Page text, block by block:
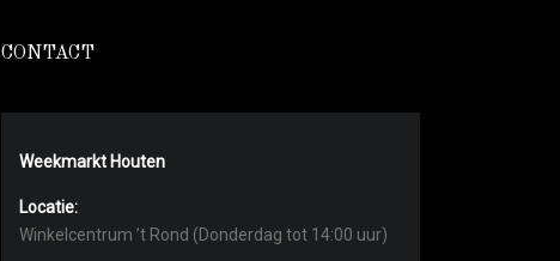
CONTACT
Weekmarkt Houten
Locatie:
Winkelcentrum ’t Rond (Donderdag tot 14:00 uur)